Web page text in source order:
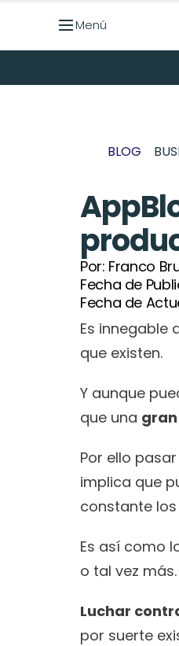
Menú
BLOG
Por: Franco
Fecha de
Fecha de
Es innegable
que existen.
Y aunque
que una
Por ello
implica que
constante
Es así como
o tal vez más.
Luchar
por suerte